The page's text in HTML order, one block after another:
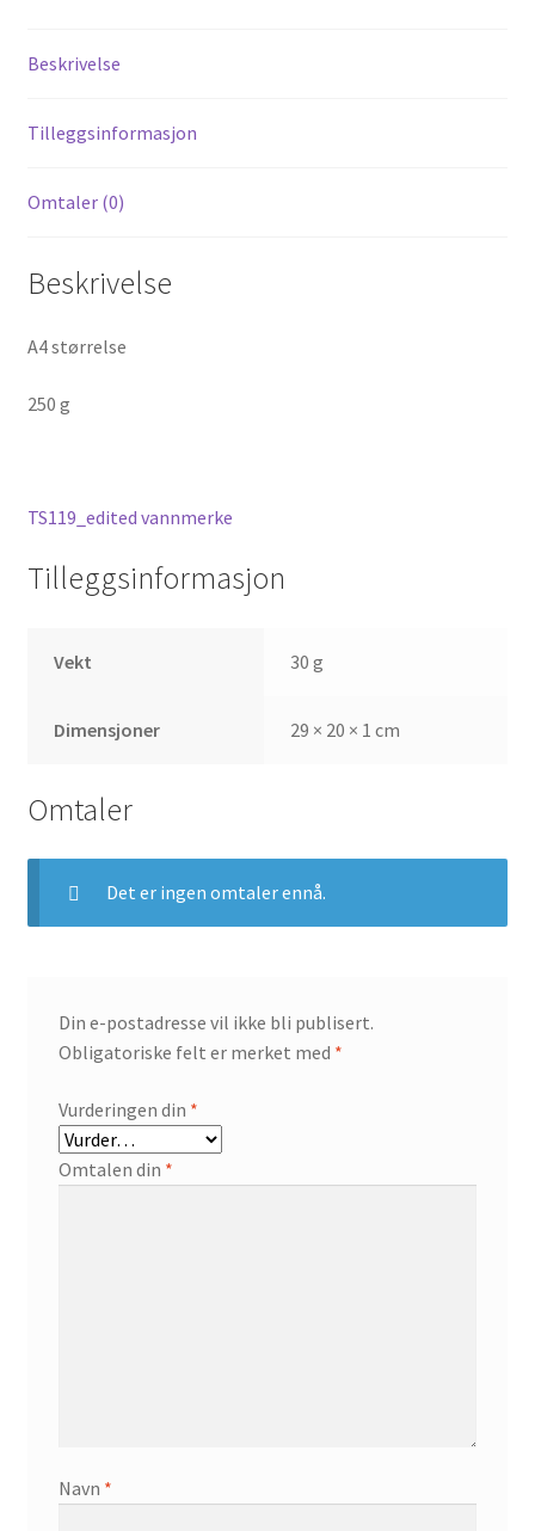
Beskrivelse
Tilleggsinformasjon
Omtaler (0)
Beskrivelse
A4 størrelse
250 g
TS119_edited vannmerke
Tilleggsinformasjon
Vekt 30 g
Dimensjoner 29 × 20 × 1 cm
Omtaler
Det er ingen omtaler ennå.
Din e-postadresse vil ikke bli publisert.
Obligatoriske felt er merket med *
Vurderingen din *
Omtalen din *
Navn *